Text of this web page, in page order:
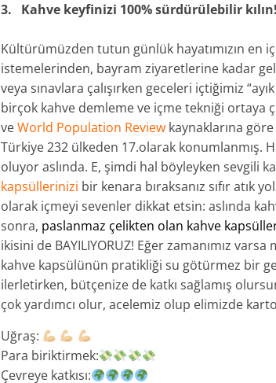
3. Kahve keyfinizi 100% sürdürülebilir kılın!
Kültürümüzden tutun günlük hayatımızın en
istemelerinden, bayram ziyaretlerine kadar
veya sınavlara çalışırken geceleri içtiğimiz
birçok kahve demleme ve içme tekniği ortaya
veWorld Population Review kaynaklarına
Türkiye 232 ülkeden 17.olarak konumlanmış.
oluyor aslında. E, şimdi hal böyleyken sevgili
kapsüllerinizi bir kenara bıraksanız sıfır atık
olarak içmeyi sevenler dikkat etsin: aslında
sonra, paslanmaz çelikten olan kahve
ikisini de BAYILIYORUZ! Eğer zamanımız
kahve kapsülünün pratikliği su götürmez bir
ilerletirken, bütçenize de katkı sağlamış
çok yardımcı olur, acelemiz olup elimizde
Uğraş:
Para biriktirmek​:
Çevreye katkısı: